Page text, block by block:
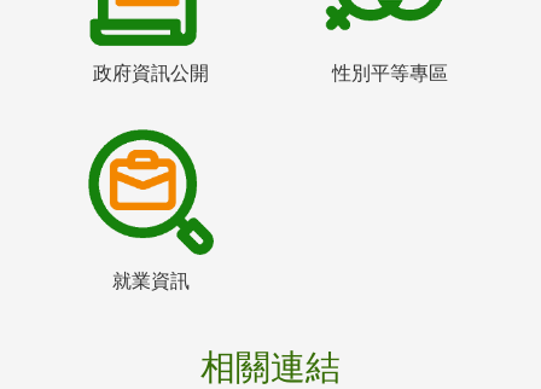
政府資訊公開 性別平等專區
就業資訊
相關連結